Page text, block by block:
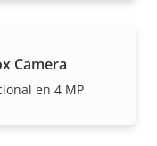
Camera
en 4 MP
producto